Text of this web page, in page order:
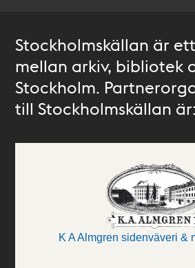
Stockholmskällan är
mellan arkiv, bibliotek
Stockholm.
till Stockholmskällan är:
K A Almgren sidenväveri &